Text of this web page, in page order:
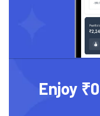
Enjoy